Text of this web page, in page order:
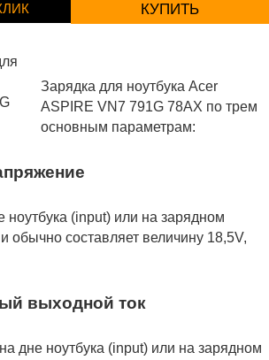
КУПИТЬ
Зарядка для ноутбука Acer
ASPIRE VN7 791G 78AX по трем
основным параметрам:
(input) или на зарядном
обычно составляет величину 18,5V,
выходной ток
дне ноутбука (input) или на зарядном